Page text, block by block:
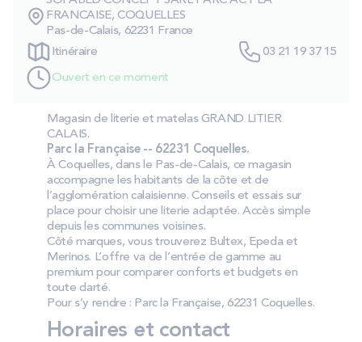
PROMOS
Technologie bultex
Nos engagements
Storelocator
ContactMon compte
FRANCAISE, COQUELLES
Pas-de-Calais, 62231 France
Itinéraire
03 21 19 37 15
Ouvert en ce moment
Magasin de literie et matelas GRAND LITIER
CALAIS.
Parc la Française -- 62231 Coquelles.
À Coquelles, dans le Pas-de-Calais, ce magasin
accompagne les habitants de la côte et de
l’agglomération calaisienne. Conseils et essais sur
place pour choisir une literie adaptée. Accès simple
depuis les communes voisines.
Côté marques, vous trouverez Bultex, Epeda et
Merinos. L’offre va de l’entrée de gamme au
premium pour comparer conforts et budgets en
toute clarté.
Pour s’y rendre : Parc la Française, 62231 Coquelles.
Horaires et contact